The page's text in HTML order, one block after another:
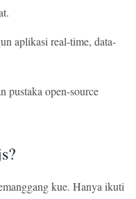
aplikasi real-time, data-
pustaka open-source
kue. Hanya ikuti